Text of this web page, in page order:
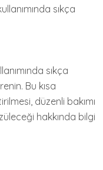
sıkça
sıkça
Bu kısa
düzenli bakımı
hakkında bilgi